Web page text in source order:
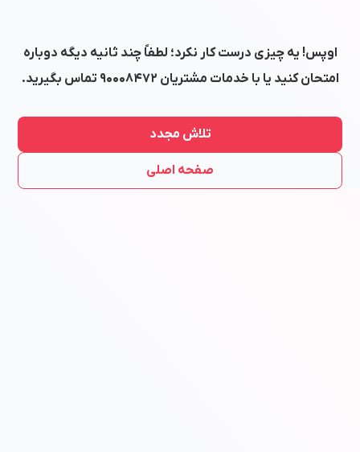
اوپس! یه چیزی درست کار نکرد؛ لطفاً چند ثانیه دیگه دوباره
امتحان کنید یا با خدمات مشتریان ۹۰۰۰۸۴۷۲ تماس بگیرید.
تلاش مجدد
صفحه اصلی